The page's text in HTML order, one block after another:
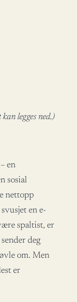
legges ned.)
en
sosial
nettopp
en e-
spaltist, er
deg
om. Men
er